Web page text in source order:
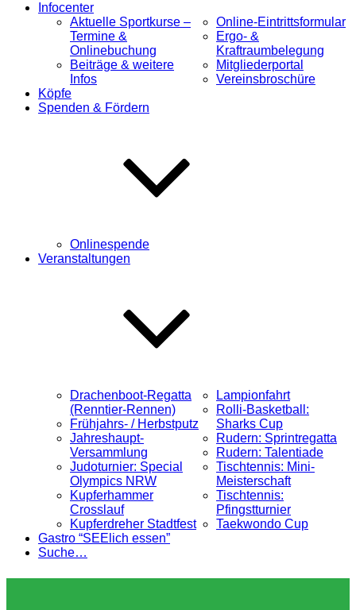
Infocenter
Aktuelle Sportkurse –
Termine &
Onlinebuchung
Beiträge & weitere
Infos
Online-Eintrittsformular
Ergo- &
Kraftraumbelegung
Mitgliederportal
Vereinsbroschüre
Köpfe
Spenden & Fördern
Onlinespende
Veranstaltungen
Drachenboot-Regatta
(Renntier-Rennen)
Frühjahrs- / Herbstputz
Jahreshaupt-
Versammlung
Judoturnier: Special
Olympics NRW
Kupferhammer
Crosslauf
Kupferdreher Stadtfest
Lampionfahrt
Rolli-Basketball:
Sharks Cup
Rudern: Sprintregatta
Rudern: Talentiade
Tischtennis: Mini-
Meisterschaft
Tischtennis:
Pfingstturnier
Taekwondo Cup
Gastro “SEElich essen”
Suche…